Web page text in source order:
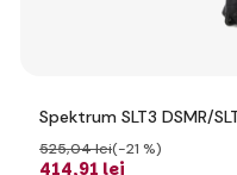
Spektrum SLT3 DSMR/
414,91 lei
525,04 lei(-21 %)